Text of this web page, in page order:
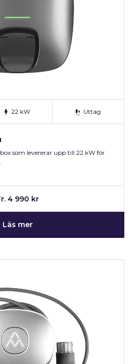
22 kW Uttag
som levererar upp till 22 kW för
4 990 kr
Läs mer